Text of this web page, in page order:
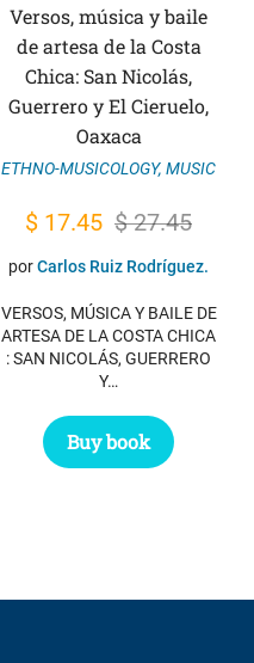
Versos, música y baile
de artesa de la Costa
Chica: San Nicolás,
Guerrero y El Cieruelo,
Oaxaca
ETHNO-MUSICOLOGY, MUSIC
$27.45
Original
price
$ 27.45.
$ 17.45 Current
price
$ 17.45.
porCarlos Ruiz Rodríguez.
VERSOS, MÚSICA Y BAILE DE
ARTESA DE LA COSTA CHICA
: SAN NICOLÁS, GUERRERO
Y…
Buy book